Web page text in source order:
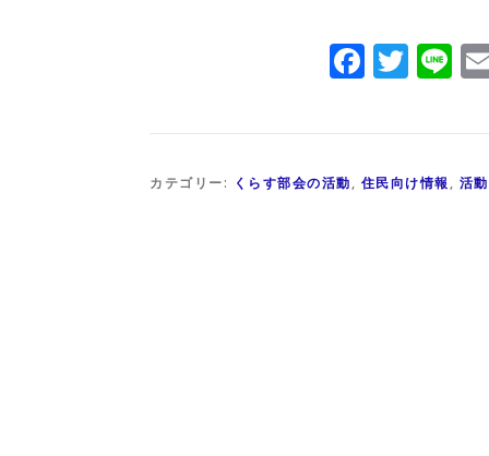
カテゴリー: くらす部会の活動, 住民向け情報 , 活